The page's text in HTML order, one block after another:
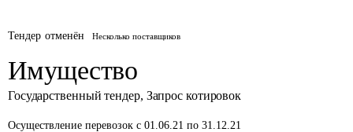
Тендер отменён Несколько поставщиков
Имущество
Государственный тендер, Запрос котировок
Осуществление перевозок с 01.06.21 по 31.12.21